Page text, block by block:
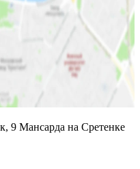
9 Мансарда на Сретенке